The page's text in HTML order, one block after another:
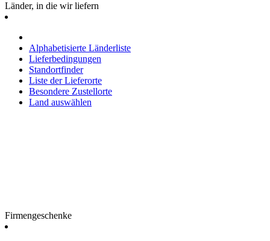
Länder, in die wir liefern
Alphabetisierte Länderliste
Lieferbedingungen
Standortfinder
Liste der Lieferorte
Besondere Zustellorte
Land auswählen
Firmengeschenke